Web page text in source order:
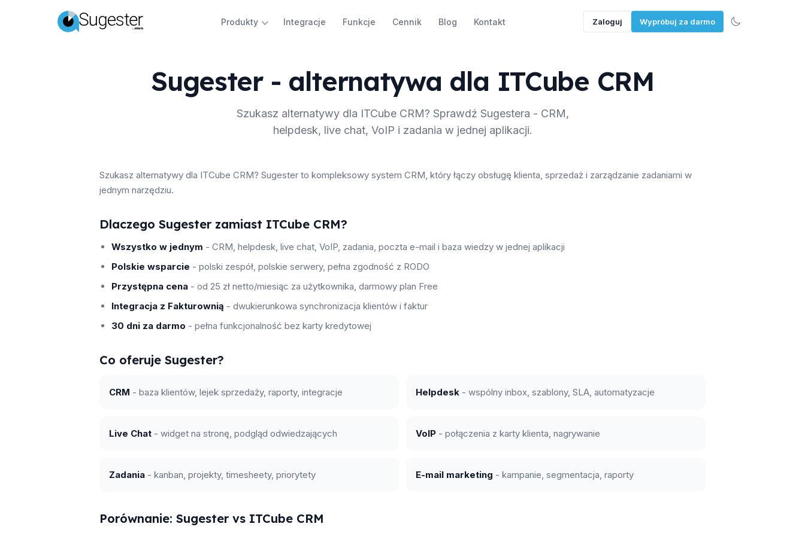
Produkty Integracje Funkcje Cennik Blog Kontakt Zaloguj Wypróbuj za darmo
Sugester - alternatywa dla ITCube CRM
Szukasz alternatywy dla ITCube CRM? Sprawdź Sugestera - CRM,
helpdesk, live chat, VoIP i zadania w jednej aplikacji.
Szukasz alternatywy dla ITCube CRM? Sugester to kompleksowy system CRM, który łączy obsługę klienta, sprzedaż i zarządzanie zadaniami w
jednym narzędziu.
Dlaczego Sugester zamiast ITCube CRM?
Wszystko w jednym - CRM, helpdesk, live chat, VoIP, zadania, poczta e-mail i baza wiedzy w jednej aplikacji
Polskie wsparcie - polski zespół, polskie serwery, pełna zgodność z RODO
Przystępna cena - od 25 zł netto/miesiąc za użytkownika, darmowy plan Free
Integracja z Fakturownią - dwukierunkowa synchronizacja klientów i faktur
30 dni za darmo - pełna funkcjonalność bez karty kredytowej
Co oferuje Sugester?
CRM - baza klientów, lejek sprzedaży, raporty, integracje Helpdesk - wspólny inbox, szablony, SLA, automatyzacje
Live Chat - widget na stronę, podgląd odwiedzających VoIP - połączenia z karty klienta, nagrywanie
Zadania - kanban, projekty, timesheety, priorytety E-mail marketing - kampanie, segmentacja, raporty
Porównanie: Sugester vs ITCube CRM